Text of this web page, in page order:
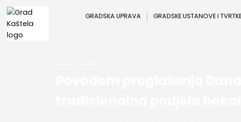
Preskoči
na
sadržaj
GRADSKA UPRAVA GRADSKE USTANOVE I